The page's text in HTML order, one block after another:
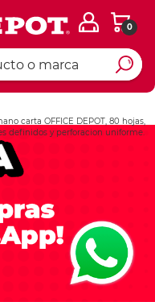
0
carta OFFICE DEPOT, 80 hojas,
definidos y perforacion uniforme.
Ingresar Codigo